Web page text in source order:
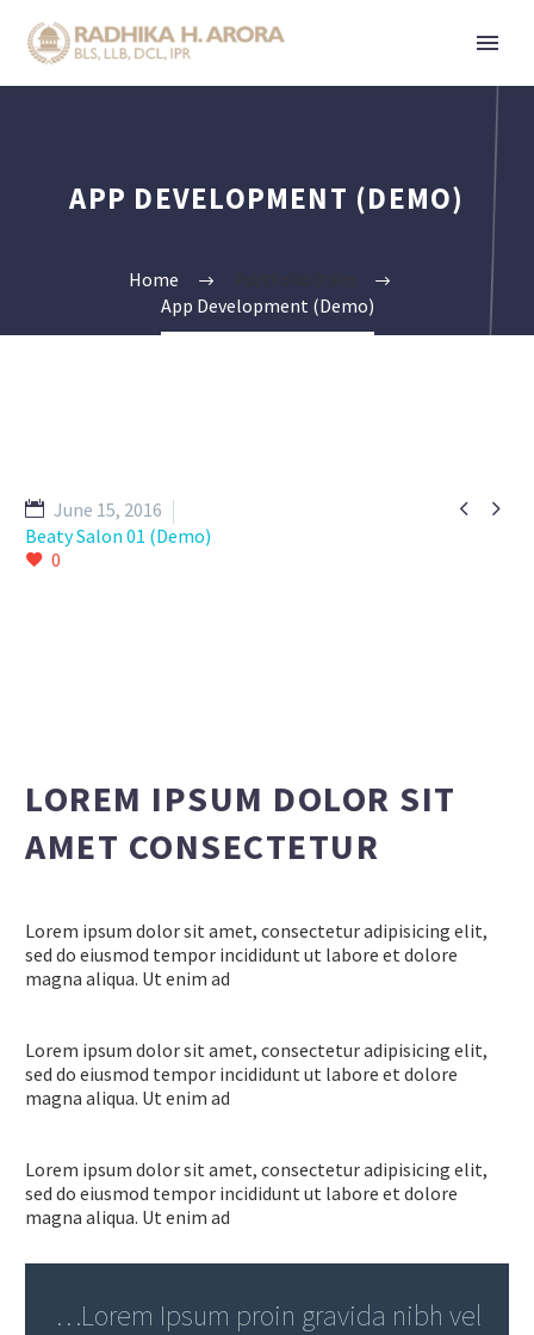
APP DEVELOPMENT (DEMO)
Home
Portfolio Item
App Development (Demo)
 
June 15, 2016
Beaty Salon 01 (Demo)
0
LOREM IPSUM DOLOR SIT
AMET CONSECTETUR
Lorem ipsum dolor sit amet, consectetur adipisicing elit,
sed do eiusmod tempor incididunt ut labore et dolore
magna aliqua. Ut enim ad
Lorem ipsum dolor sit amet, consectetur adipisicing elit,
sed do eiusmod tempor incididunt ut labore et dolore
magna aliqua. Ut enim ad
Lorem ipsum dolor sit amet, consectetur adipisicing elit,
sed do eiusmod tempor incididunt ut labore et dolore
magna aliqua. Ut enim ad
…Lorem Ipsum proin gravida nibh vel